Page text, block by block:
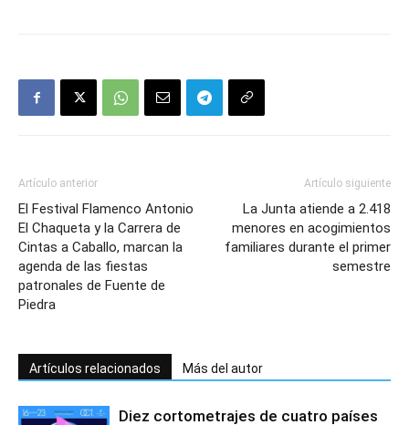
Artículo anterior
El Festival Flamenco Antonio
El Chaqueta y la Carrera de
Cintas a Caballo, marcan la
agenda de las fiestas
patronales de Fuente de
Piedra
Artículo siguiente
La Junta atiende a 2.418
menores en acogimientos
familiares durante el primer
semestre
Artículos relacionados Más del autor
Diez cortometrajes de cuatro países